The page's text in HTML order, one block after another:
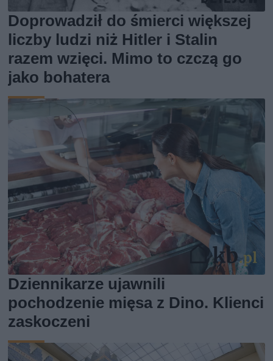
Doprowadził do śmierci większej
liczby ludzi niż Hitler i Stalin
razem wzięci. Mimo to czczą go
jako bohatera
Dziennikarze ujawnili
pochodzenie mięsa z Dino. Klienci
zaskoczeni